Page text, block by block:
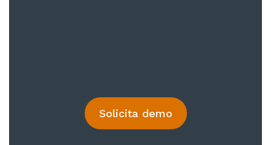
Solicita demo